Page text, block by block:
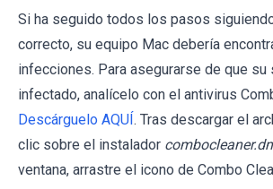
Si ha seguido todos los pasos
correcto, su equipo Mac debería
infecciones. Para asegurarse de que
infectado, analícelo con el antivirus
Descárguelo AQUÍ. Tras descargar el
clic sobre el instalador
ventana, arrastre el icono de Combo